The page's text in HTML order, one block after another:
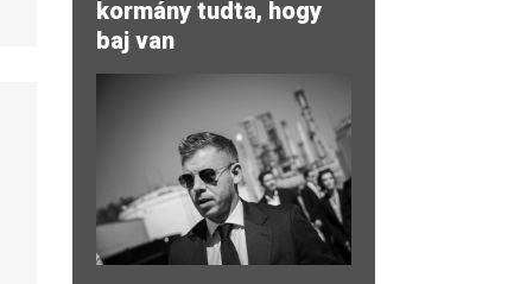
kormány tudta, hogy
baj van